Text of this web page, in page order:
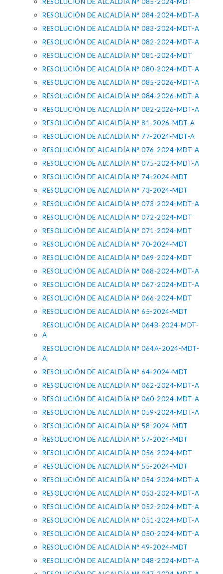
RESOLUCIÓN DE ALCALDÍA N° 084-2024-MDT-A
RESOLUCIÓN DE ALCALDÍA N° 083-2024-MDT-A
RESOLUCIÓN DE ALCALDÍA N° 082-2024-MDT-A
RESOLUCIÓN DE ALCALDÍA N° 081-2024-MDT
RESOLUCIÓN DE ALCALDÍA N° 080-2024-MDT-A
RESOLUCIÓN DE ALCALDÍA N° 085-2026-MDT-A
RESOLUCIÓN DE ALCALDÍA N° 084-2026-MDT-A
RESOLUCIÓN DE ALCALDÍA N° 082-2026-MDT-A
RESOLUCIÓN DE ALCALDÍA N° 81-2026-MDT-A
RESOLUCIÓN DE ALCALDÍA N° 77-2024-MDT-A
RESOLUCIÓN DE ALCALDÍA N° 076-2024-MDT-A
RESOLUCIÓN DE ALCALDÍA N° 075-2024-MDT-A
RESOLUCIÓN DE ALCALDÍA N° 74-2024-MDT
RESOLUCIÓN DE ALCALDÍA N° 73-2024-MDT
RESOLUCIÓN DE ALCALDÍA N° 073-2024-MDT-A
RESOLUCIÓN DE ALCALDÍA N° 072-2024-MDT
RESOLUCIÓN DE ALCALDÍA N° 071-2024-MDT
RESOLUCIÓN DE ALCALDÍA N° 70-2024-MDT
RESOLUCIÓN DE ALCALDÍA N° 069-2024-MDT
RESOLUCIÓN DE ALCALDÍA N° 068-2024-MDT-A
RESOLUCIÓN DE ALCALDÍA N° 067-2024-MDT-A
RESOLUCIÓN DE ALCALDÍA N° 066-2024-MDT
RESOLUCIÓN DE ALCALDÍA N° 65-2024-MDT
RESOLUCIÓN DE ALCALDÍA N° 064B-2024-MDT-
A
RESOLUCIÓN DE ALCALDÍA N° 064A-2024-MDT-
A
RESOLUCIÓN DE ALCALDÍA N° 64-2024-MDT
RESOLUCIÓN DE ALCALDÍA N° 062-2024-MDT-A
RESOLUCIÓN DE ALCALDÍA N° 060-2024-MDT-A
RESOLUCIÓN DE ALCALDÍA N° 059-2024-MDT-A
RESOLUCIÓN DE ALCALDÍA N° 58-2024-MDT
RESOLUCIÓN DE ALCALDÍA N° 57-2024-MDT
RESOLUCIÓN DE ALCALDÍA N° 056-2024-MDT
RESOLUCIÓN DE ALCALDÍA N° 55-2024-MDT
RESOLUCIÓN DE ALCALDÍA N° 054-2024-MDT-A
RESOLUCIÓN DE ALCALDÍA N° 053-2024-MDT-A
RESOLUCIÓN DE ALCALDÍA N° 052-2024-MDT-A
RESOLUCIÓN DE ALCALDÍA N° 051-2024-MDT-A
RESOLUCIÓN DE ALCALDÍA N° 050-2024-MDT-A
RESOLUCIÓN DE ALCALDÍA N° 49-2024-MDT
RESOLUCIÓN DE ALCALDÍA N° 048-2024-MDT-A